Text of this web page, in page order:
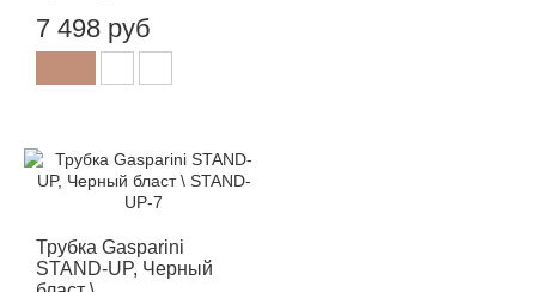
7 498 руб
Трубка Gasparini
STAND-UP, Черный